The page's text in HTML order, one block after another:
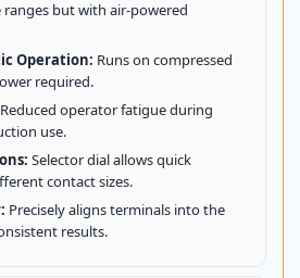
ranges but with air-powered
Operation: Runs on compressed
required.
Reduced operator fatigue during
use.
Selector dial allows quick
contact sizes.
Precisely aligns terminals into the
results.